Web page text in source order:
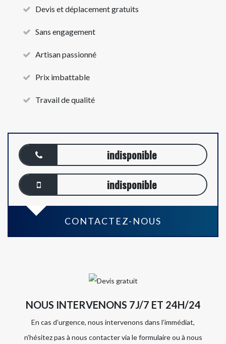
Devis et déplacement gratuits
Sans engagement
Artisan passionné
Prix imbattable
Travail de qualité
indisponible
indisponible
CONTACTEZ-NOUS
NOUS INTERVENONS 7J/7 ET 24H/24
En cas d’urgence, nous intervenons dans l’immédiat,
n’hésitez pas à nous contacter via le formulaire ou à nous